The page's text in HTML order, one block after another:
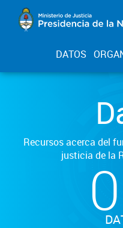
DATOS
Recursos acerca del
justicia de la